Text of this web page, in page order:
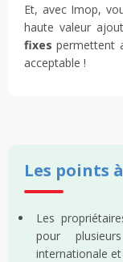
Et, avec Imop,
haute valeur
fixespermettent
acceptable !
Les points
Les
pour
internationale